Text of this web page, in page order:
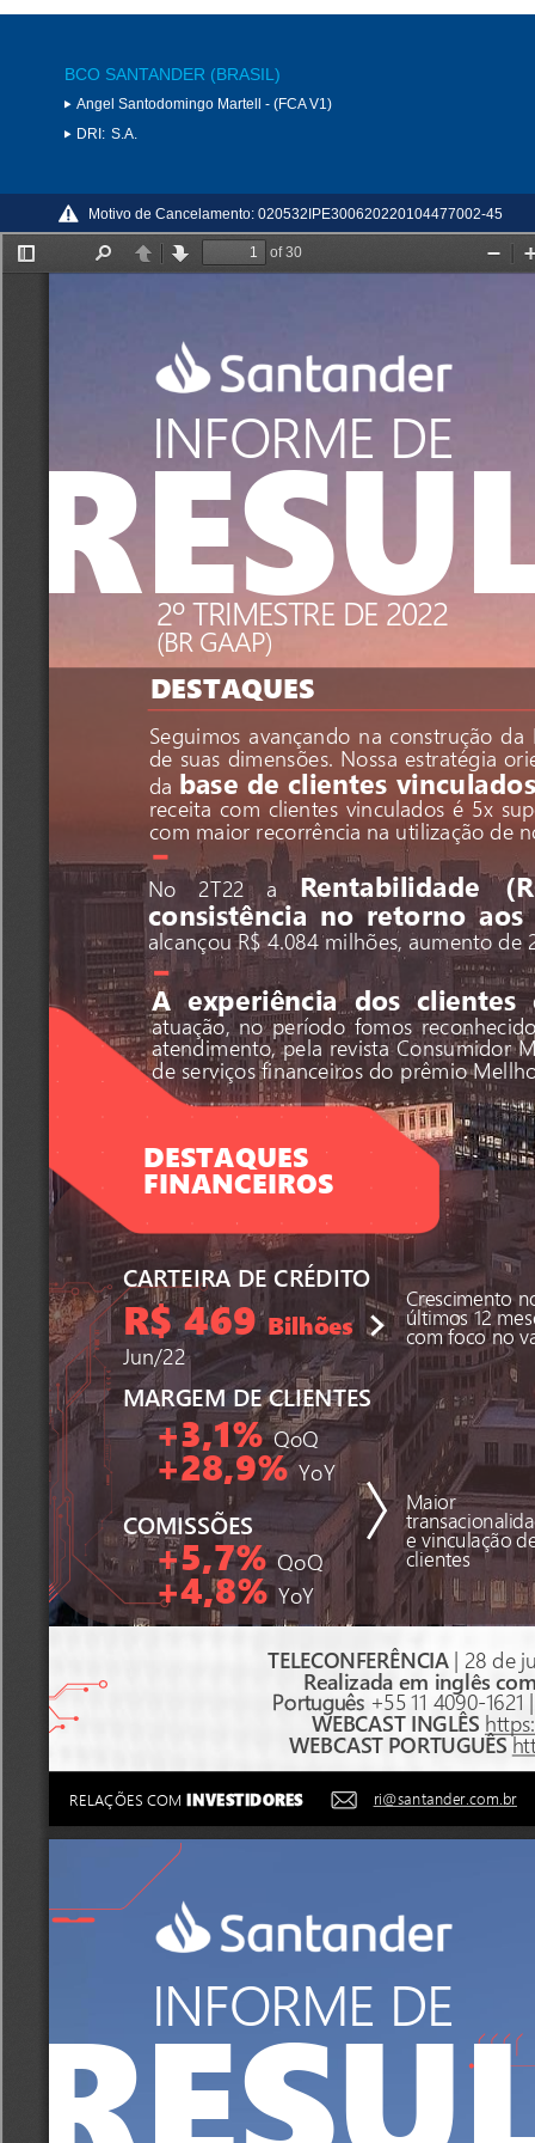
BCO SANTANDER (BRASIL)
Angel Santodomingo Martell - (FCA V1)
DRI: S.A.
Motivo de Cancelamento: 020532IPE300620220104477002-45